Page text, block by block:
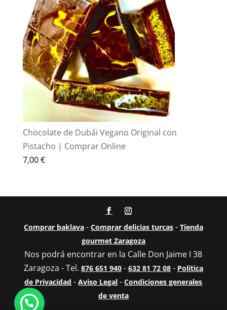
70,00 €.55,00 €.
Chocolate de Dubái Vegano Original con
Pistacho | Comprar Online
7,00€
Comprar baklava- Comprar delicias turcas- Tienda
gourmet Zaragoza
Nos podrá encontrar en la Calle Don Jaime I 38
Zaragoza - Tel. 876 651 940- 632 81 72 08- Política
de Privacidad -Aviso Legal -Condiciones generales
de venta